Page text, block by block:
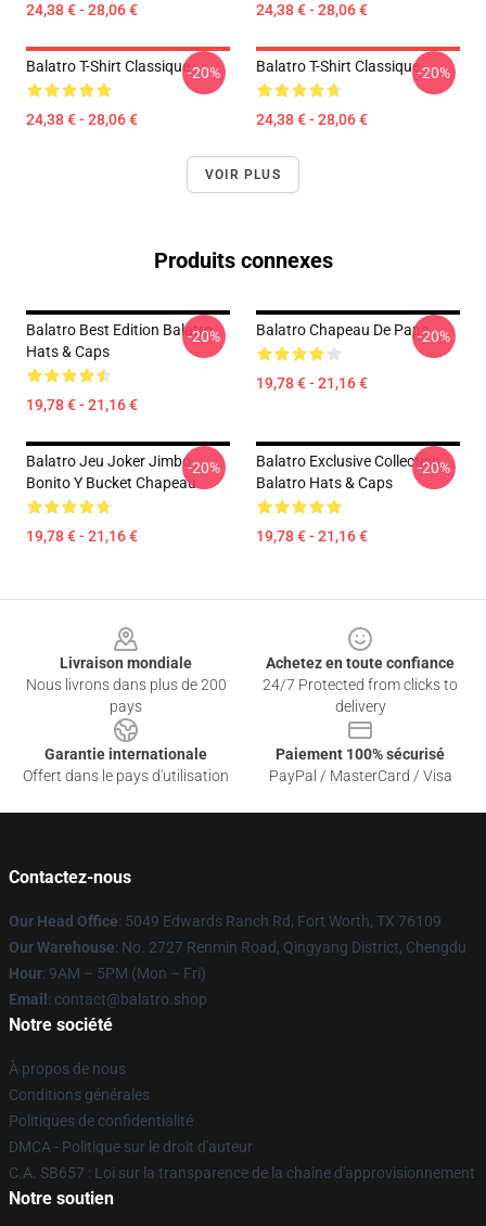
24,38 € - 28,06 € 24,38 € - 28,06 €
Balatro T-Shirt Classique
24,38 € - 28,06 €
-20% Balatro T-Shirt Classique
24,38 € - 28,06 €
-20%
VOIR PLUS
Produits connexes
Balatro Best Edition Balatro
Hats & Caps
19,78 € - 21,16 €
-20% Balatro Chapeau De Papa
19,78 € - 21,16 €
-20%
Balatro Jeu Joker Jimbo
Bonito Y Bucket Chapeau
19,78 € - 21,16 €
-20%
Balatro Exclusive Collection
Balatro Hats & Caps
19,78 € - 21,16 €
-20%
Livraison mondiale
Nous livrons dans plus de 200
pays
Achetez en toute confiance
24/7 Protected from clicks to
delivery
Garantie internationale
Offert dans le pays d'utilisation
Paiement 100% sécurisé
PayPal / MasterCard / Visa
Contactez-nous
Our Head Office: 5049 Edwards Ranch Rd, Fort Worth, TX 76109
Our Warehouse: No. 2727 Renmin Road, Qingyang District, Chengdu
Hour: 9AM – 5PM (Mon – Fri)
Email : contact@balatro.shop
Notre société
À propos de nous
Conditions générales
Politiques de confidentialité
DMCA - Politique sur le droit d'auteur
C.A. SB657 : Loi sur la transparence de la chaîne d'approvisionnement
Notre soutien